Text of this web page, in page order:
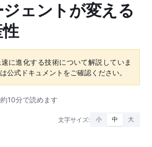
ェントが変える
に進化する技術について解説していま
公式ドキュメントをご確認ください。
約10分で読めます
文字サイズ: 小 中 大